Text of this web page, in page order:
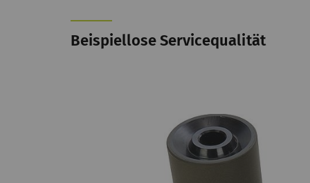
Beispiellose Servicequalität